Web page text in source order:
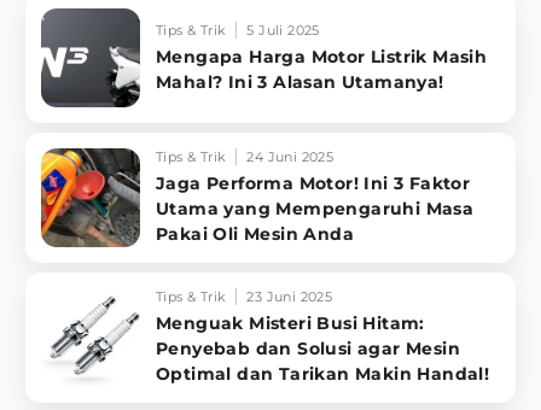
Tips & Trik 5 Juli 2025
Mengapa Harga Motor Listrik Masih
Mahal? Ini 3 Alasan Utamanya!
Tips & Trik 24 Juni 2025
Jaga Performa Motor! Ini 3 Faktor
Utama yang Mempengaruhi Masa
Pakai Oli Mesin Anda
Tips & Trik 23 Juni 2025
Menguak Misteri Busi Hitam:
Penyebab dan Solusi agar Mesin
Optimal dan Tarikan Makin Handal!